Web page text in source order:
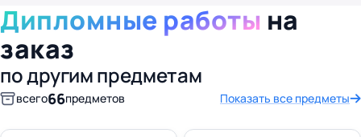
Дипломные работы на
заказ
по другим предметам
всего66предметов Показать все предметы